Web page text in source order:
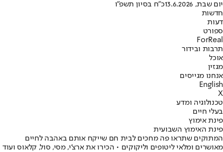
יום שבת, 13.6.2026
כ"ח בסיון תשפ"ו
חדשות
דעות
ספורט
ForReal
תרבות ובידור
אוכל
מגזין
אנחנו מגייסים
English
X
טכנולוגיה ומדע
בעלי חיים
פינת אימוץ
פינת האימוץ השבועית
המתוקים שתראו פה מחכים לבית חם שייקח אותם באהבה לחיים
מאושרים ומלאי ליטופים וליקוקים • הכירו את ארצ'י, מסי, סול, קלאוס ועוד